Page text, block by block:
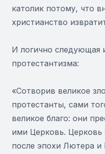
католик потому, что
христианство
И логично следующая
протестантизма:
«Сотворив великое
протестанты, сами
великое благо: они
ими Церковь.
после эпохи Лютера и